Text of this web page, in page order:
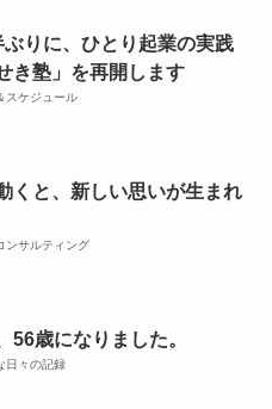
ぶりに、ひとり起業の実践
き塾」を再開します
スケジュール
くと、新しい思いが生まれ
ンサルティング
56歳になりました。
日々の記録